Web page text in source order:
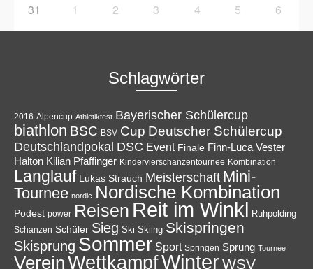
31 1 2 3 4 5 6
Schlagwörter
2016 Alpencup Athletiktest Bayerischer Schülercup
biathlon BSC BSV Cup Deutscher Schülercup
Deutschlandpokal DSC Event Finale Finn-Luca Vester
Halton Kilian Pfaffinger Kindervierschanzentournee Kombination
Langlauf Lukas Strauch Meisterschaft Mini-
Tournee nordic Nordische Kombination
Podest power Reisen Reit im Winkl Ruhpolding
Schanzen Schüler Sieg Ski Skiing Skispringen
Skisprung Sommer Sport Springen Sprung Tournee
VereinWettkampfWinterWSV